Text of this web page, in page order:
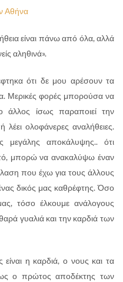
Αθήνα
είναι πάνω από όλα, αλλά
αληθινά».
ότι δε μου αρέσουν τα
Μερικές φορές μπορούσα να
ίσως παραποιεί την
ολοφάνερες αναλήθειες.
αποκάλυψης.. ότι
μπορώ να ανακαλύψω έναν
που έχω για τους άλλους
δικός μας καθρέφτης. Όσο
τόσο έλκουμε ανάλογους
γυαλιά και την καρδιά των
η καρδιά, ο νους και τα
ο πρώτος αποδέκτης των